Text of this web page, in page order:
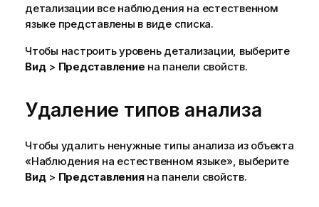
детализации все наблюдения на естественном
языке представлены в виде списка.
Чтобы настроить уровень детализации, выберите
Вид> Представление на панели свойств.
Удаление типов анализа
Чтобы удалить ненужные типы анализа из объекта
«Наблюдения на естественном языке», выберите
Вид> Представленияна панели свойств.